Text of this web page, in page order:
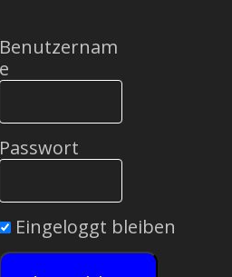
Benutzernam
e
Passwort
Eingeloggt bleiben